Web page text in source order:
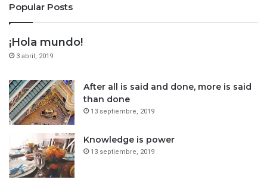
Popular Posts
¡Hola mundo!
3 abril, 2019
After all is said and done, more is said
than done
13 septiembre, 2019
Knowledge is power
13 septiembre, 2019